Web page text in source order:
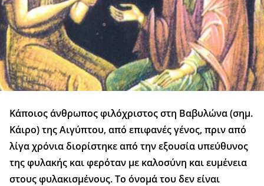
Κάποιος άνθρωπος φιλόχριστος στη Βαβυλώνα (σημ.
Κάιρο) της Αιγύπτου, από επιφανές γένος, πριν από
λίγα χρόνια διορίστηκε από την εξουσία υπεύθυνος
της φυλακής και φερόταν με καλοσύνη και ευμένεια
στους φυλακισμένους. Το όνομά του δεν είναι